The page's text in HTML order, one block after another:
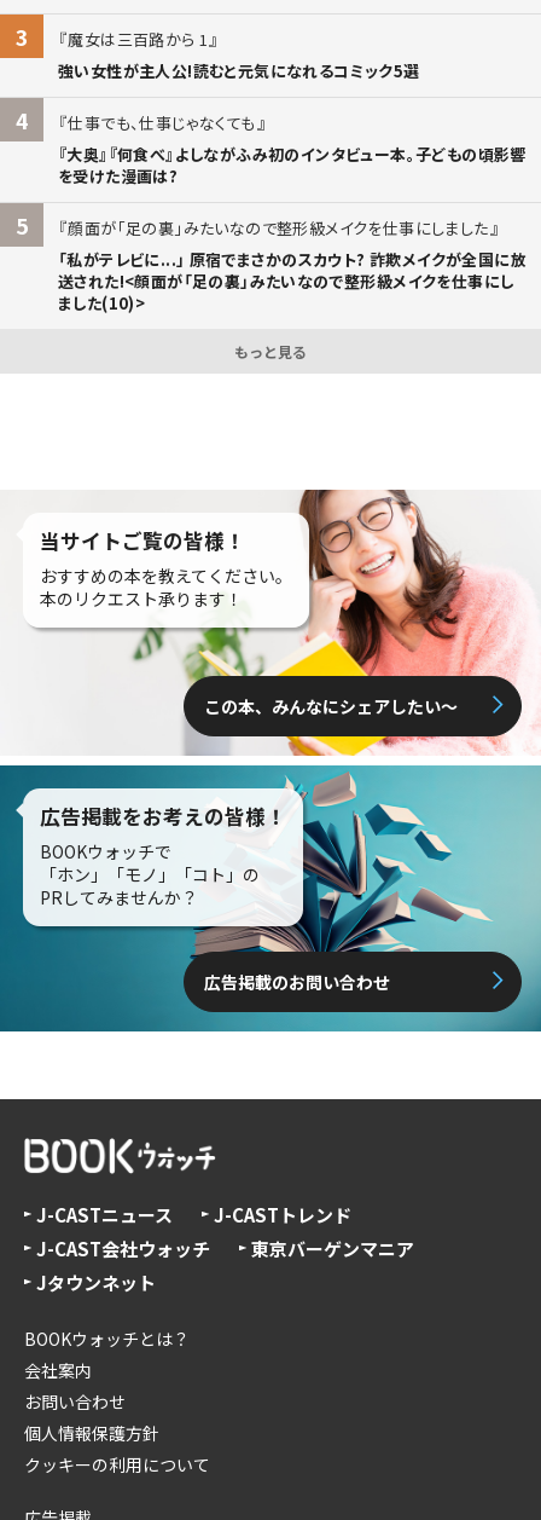
3
魔女は三百路から 1
強い女性が主人公!読むと元気になれるコミック5選
4
仕事でも、仕事じゃなくても
『大奥』『何食べ』よしながふみ初のインタビュー本。子どもの頃影響
を受けた漫画は?
5
顔面が「足の裏」みたいなので整形級メイクを仕事にしました
「私がテレビに...」 原宿でまさかのスカウト? 詐欺メイクが全国に放
送された!<顔面が「足の裏」みたいなので整形級メイクを仕事にし
ました(10)>
もっと見る
当サイトご覧の皆様！
おすすめの本を教えてください。
本のリクエスト承ります！
この本、みんなにシェアしたい〜
広告掲載をお考えの皆様！
BOOKウォッチで
「ホン」「モノ」「コト」の
PRしてみませんか？
広告掲載のお問い合わせ
J-CASTニュース
J-CASTトレンド
J-CAST会社ウォッチ
東京バーゲンマニア
Jタウンネット
BOOKウォッチとは？
会社案内
お問い合わせ
個人情報保護方針
クッキーの利用について